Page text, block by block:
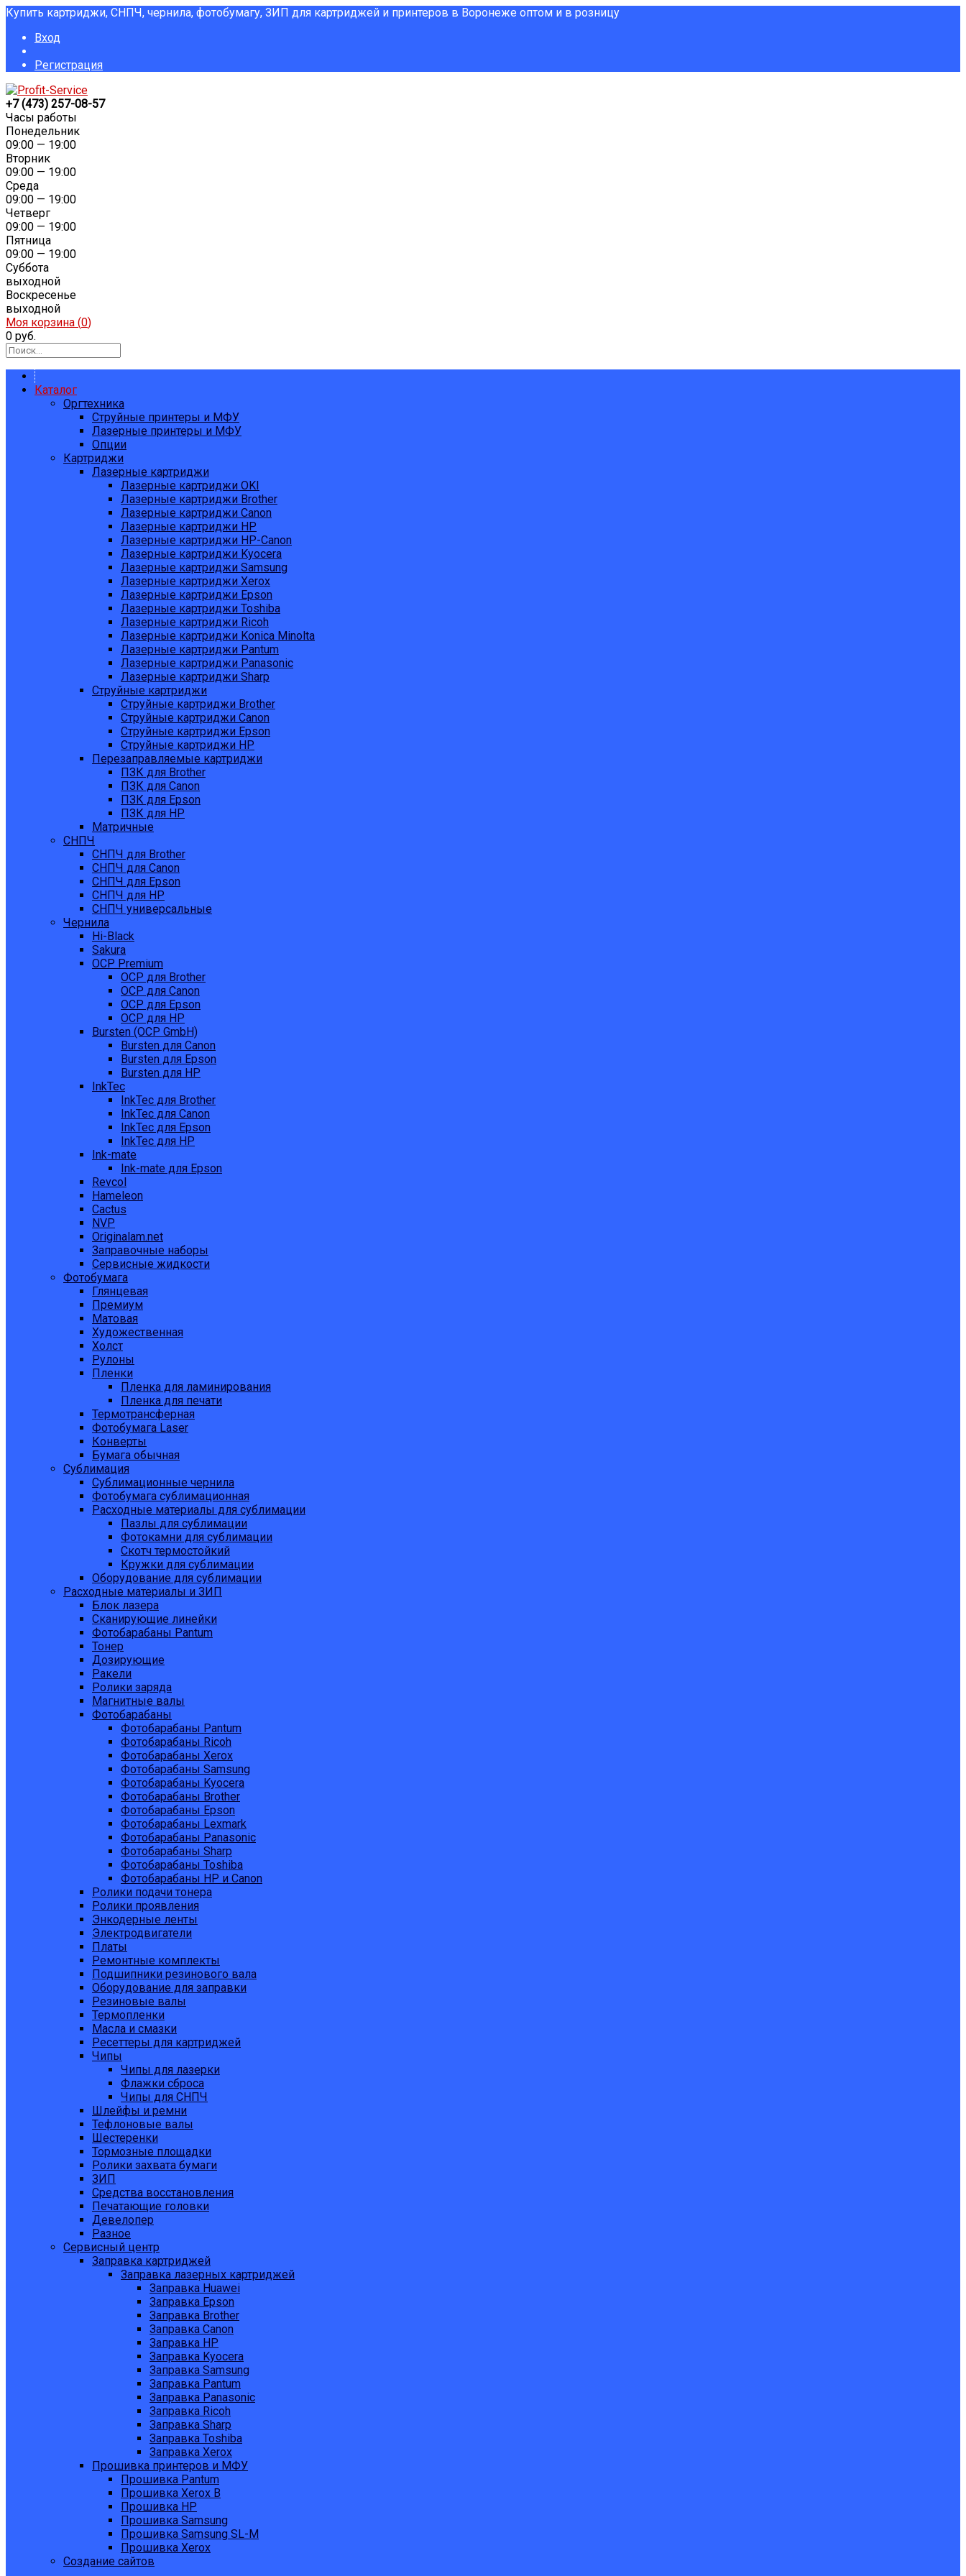
Купить картриджи, СНПЧ, чернила, фотобумагу, ЗИП для картриджей и принтеров в Воронеже оптом и в розницу
Вход
Регистрация
+7 (473) 257-08-57
Часы работы
Понедельник
09:00 — 19:00
Вторник
09:00 — 19:00
Среда
09:00 — 19:00
Четверг
09:00 — 19:00
Пятница
09:00 — 19:00
Суббота
выходной
Воскресенье
выходной
Моя корзина (0)
0 руб.
Каталог
Оргтехника
Струйные принтеры и МФУ
Лазерные принтеры и МФУ
Опции
Картриджи
Лазерные картриджи
Лазерные картриджи OKI
Лазерные картриджи Brother
Лазерные картриджи Canon
Лазерные картриджи HP
Лазерные картриджи HP-Canon
Лазерные картриджи Kyocera
Лазерные картриджи Samsung
Лазерные картриджи Xerox
Лазерные картриджи Epson
Лазерные картриджи Toshiba
Лазерные картриджи Ricoh
Лазерные картриджи Konica Minolta
Лазерные картриджи Pantum
Лазерные картриджи Panasonic
Лазерные картриджи Sharp
Струйные картриджи
Струйные картриджи Brother
Струйные картриджи Canon
Струйные картриджи Epson
Струйные картриджи HP
Перезаправляемые картриджи
ПЗК для Brother
ПЗК для Canon
ПЗК для Epson
ПЗК для HP
Матричные
СНПЧ
СНПЧ для Brother
СНПЧ для Canon
СНПЧ для Epson
СНПЧ для HP
СНПЧ универсальные
Чернила
Hi-Black
Sakura
OCP Premium
OCP для Brother
OCP для Canon
OCP для Epson
OCP для HP
Bursten (OCP GmbH)
Bursten для Canon
Bursten для Epson
Bursten для HP
InkTec
InkTec для Brother
InkTec для Canon
InkTec для Epson
InkTec для HP
Ink-mate
Ink-mate для Epson
Revcol
Hameleon
Cactus
NVP
Originalam.net
Заправочные наборы
Сервисные жидкости
Фотобумага
Глянцевая
Премиум
Матовая
Художественная
Холст
Рулоны
Пленки
Пленка для ламинирования
Пленка для печати
Термотрансферная
Фотобумага Laser
Конверты
Бумага обычная
Сублимация
Сублимационные чернила
Фотобумага сублимационная
Расходные материалы для сублимации
Пазлы для сублимации
Фотокамни для сублимации
Скотч термостойкий
Кружки для сублимации
Оборудование для сублимации
Расходные материалы и ЗИП
Блок лазера
Сканирующие линейки
Фотобарабаны Pantum
Тонер
Дозирующие
Ракели
Ролики заряда
Магнитные валы
Фотобарабаны
Фотобарабаны Pantum
Фотобарабаны Ricoh
Фотобарабаны Xerox
Фотобарабаны Samsung
Фотобарабаны Kyocera
Фотобарабаны Brother
Фотобарабаны Epson
Фотобарабаны Lexmark
Фотобарабаны Panasonic
Фотобарабаны Sharp
Фотобарабаны Toshiba
Фотобарабаны HP и Canon
Ролики подачи тонера
Ролики проявления
Энкодерные ленты
Электродвигатели
Платы
Ремонтные комплекты
Подшипники резинового вала
Оборудование для заправки
Резиновые валы
Термопленки
Масла и смазки
Ресеттеры для картриджей
Чипы
Чипы для лазерки
Флажки сброса
Чипы для СНПЧ
Шлейфы и ремни
Тефлоновые валы
Шестеренки
Тормозные площадки
Ролики захвата бумаги
ЗИП
Средства восстановления
Печатающие головки
Девелопер
Разное
Сервисный центр
Заправка картриджей
Заправка лазерных картриджей
Заправка Huawei
Заправка Epson
Заправка Brother
Заправка Canon
Заправка HP
Заправка Kyocera
Заправка Samsung
Заправка Pantum
Заправка Panasonic
Заправка Ricoh
Заправка Sharp
Заправка Toshiba
Заправка Xerox
Прошивка принтеров и МФУ
Прошивка Pantum
Прошивка Xerox B
Прошивка HP
Прошивка Samsung
Прошивка Samsung SL-M
Прошивка Xerox
Создание сайтов